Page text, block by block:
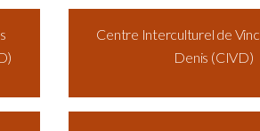
Centre Interculturel de
Denis (CIVD)